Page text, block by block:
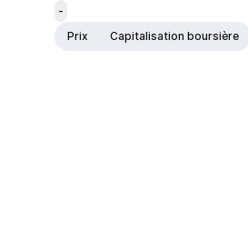
-
Prix
Capitalisation boursière